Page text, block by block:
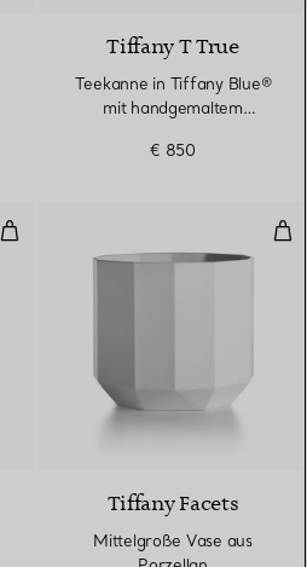
Tiffany T True
Teekanne in Tiffany Blue®
mit handgemaltem
€ 850
Große Vase aus Porzellan
Tiffany Facets
Mittelgroße Vase aus